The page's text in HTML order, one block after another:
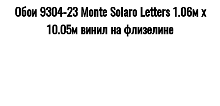
Обои 9304-23 Monte Solaro Letters 1.06м x
10.05м винил на флизелине